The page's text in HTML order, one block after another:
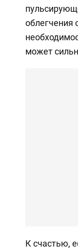
облегчения
может
К счастью,